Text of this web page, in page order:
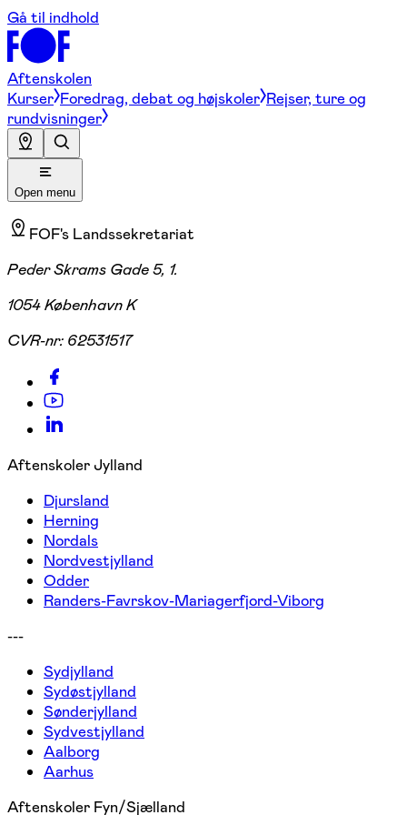
Gå til indhold
Aftenskolen
Kurser Foredrag, debat og højskoler Rejser, ture og
rundvisninger
Open menu
FOF's Landssekretariat
Peder Skrams Gade 5, 1.
1054 København K
CVR-nr: 62531517
Aftenskoler Jylland
Djursland
Herning
Nordals
Nordvestjylland
Odder
Randers-Favrskov-Mariagerfjord-Viborg
---
Sydjylland
Sydøstjylland
Sønderjylland
Sydvestjylland
Aalborg
Aarhus
Aftenskoler Fyn/Sjælland